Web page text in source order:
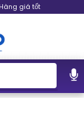
giá tốt